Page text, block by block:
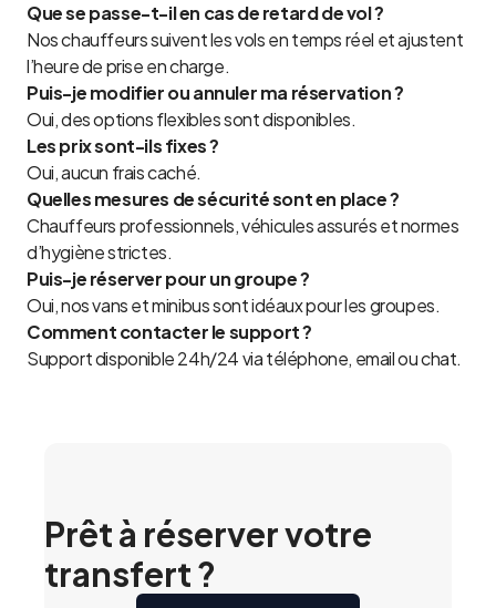
Que se passe-t-il en cas de retard de vol ?
Nos chauffeurs suivent les vols en temps réel et ajustent
l’heure de prise en charge.
Puis-je modifier ou annuler ma réservation ?
Oui, des options flexibles sont disponibles.
Les prix sont-ils fixes ?
Oui, aucun frais caché.
Quelles mesures de sécurité sont en place ?
Chauffeurs professionnels, véhicules assurés et normes
d’hygiène strictes.
Puis-je réserver pour un groupe ?
Oui, nos vans et minibus sont idéaux pour les groupes.
Comment contacter le support ?
Support disponible 24h/24 via téléphone, email ou chat.
Prêt à réserver votre
transfert ?